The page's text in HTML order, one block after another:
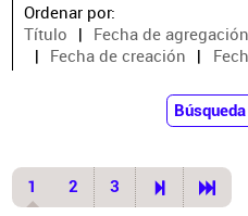
Ordenar por:
Título
Fecha de agregación
Fecha de creación
1 2 3